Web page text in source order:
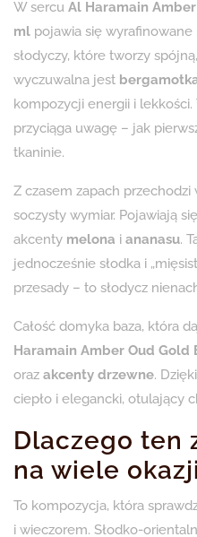
W sercu Al Haramain
ml pojawia się wyrafinowane
słodyczy, które tworzy
wyczuwalna jest
kompozycji energii i
przyciąga uwagę – jak
tkaninie.
Z czasem zapach
soczysty wymiar. Pojawiają się
akcenty melona i ananasu.
jednocześnie słodka i
przesady – to słodycz
Całość domyka baza, która
Haramain Amber Oud Gold
oraz akcenty drzewne.
ciepło i elegancki, otulający
Dlaczego ten
na wiele
To kompozycja, która
i wieczorem. Słodko-